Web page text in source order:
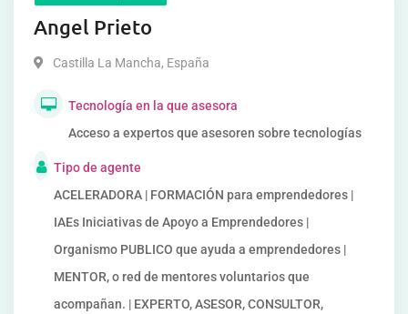
Angel Prieto
Castilla La Mancha, España
Tecnología en la que asesora
Acceso a expertos que asesoren sobre tecnologías
Tipo de agente
ACELERADORA | FORMACIÓN para emprendedores |
IAEs Iniciativas de Apoyo a Emprendedores |
Organismo PUBLICO que ayuda a emprendedores |
MENTOR, o red de mentores voluntarios que
acompañan. | EXPERTO, ASESOR, CONSULTOR,